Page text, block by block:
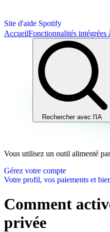
Site d'aide Spotify
AccueilFonctionnalités intégrées
Rechercher avec l'IA
Vous utilisez un outil alimenté
Gérez votre compte
Votre profil, vos paiements et
Comment
privée